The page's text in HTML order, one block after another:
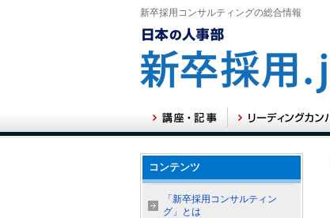
新卒採用コンサルティングの総合情報
コンテンツ
「新卒採用コンサルティン
グ」とは